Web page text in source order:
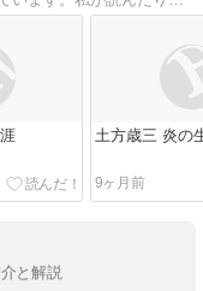
土方歳三 炎の
9ヶ月前
と解説